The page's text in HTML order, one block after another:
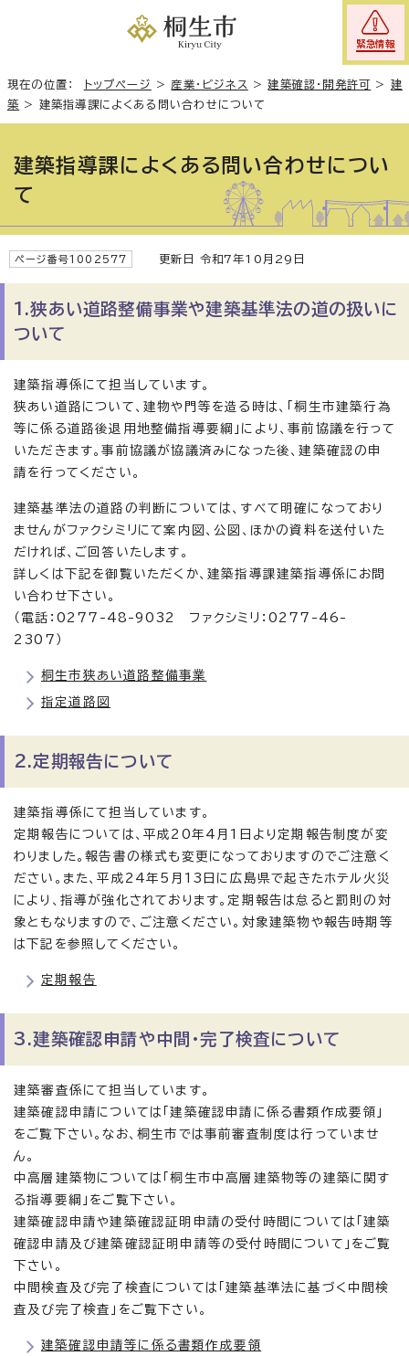
緊急情報
現在の位置： トップページ > 産業・ビジネス >建築確認・開発許可 > 建
築 > 建築指導課によくある問い合わせについて
建築指導課によくある問い合わせについ
て
ページ番号1002577 更新日 令和7年10月29日
1.狭あい道路整備事業や建築基準法の道の扱いに
ついて
建築指導係にて担当しています。
狭あい道路について、建物や門等を造る時は、「桐生市建築行為
等に係る道路後退用地整備指導要綱」により、事前協議を行って
いただきます。事前協議が協議済みになった後、建築確認の申
請を行ってください。
建築基準法の道路の判断については、すべて明確になっており
ませんがファクシミリにて案内図、公図、ほかの資料を送付いた
だければ、ご回答いたします。
詳しくは下記を御覧いただくか、建築指導課建築指導係にお問
い合わせ下さい。
（電話：0277-48-9032 ファクシミリ：0277-46-
2307）
桐生市狭あい道路整備事業
指定道路図
2.定期報告について
建築指導係にて担当しています。
定期報告については、平成20年4月1日より定期報告制度が変
わりました。報告書の様式も変更になっておりますのでご注意く
ださい。また、平成24年5月13日に広島県で起きたホテル火災
により、指導が強化されております。定期報告は怠ると罰則の対
象ともなりますので、ご注意ください。対象建築物や報告時期等
は下記を参照してください。
定期報告
3.建築確認申請や中間・完了検査について
建築審査係にて担当しています。
建築確認申請については「建築確認申請に係る書類作成要領」
をご覧下さい。なお、桐生市では事前審査制度は行っていませ
ん。
中高層建築物については「桐生市中高層建築物等の建築に関す
る指導要綱」をご覧下さい。
建築確認申請や建築確認証明申請の受付時間については「建築
確認申請及び建築確認証明申請等の受付時間について」をご覧
下さい。
中間検査及び完了検査については「建築基準法に基づく中間検
査及び完了検査」をご覧下さい。
建築確認申請等に係る書類作成要領